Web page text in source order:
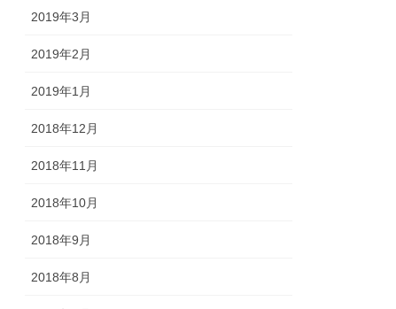
2019年3月
2019年2月
2019年1月
2018年12月
2018年11月
2018年10月
2018年9月
2018年8月